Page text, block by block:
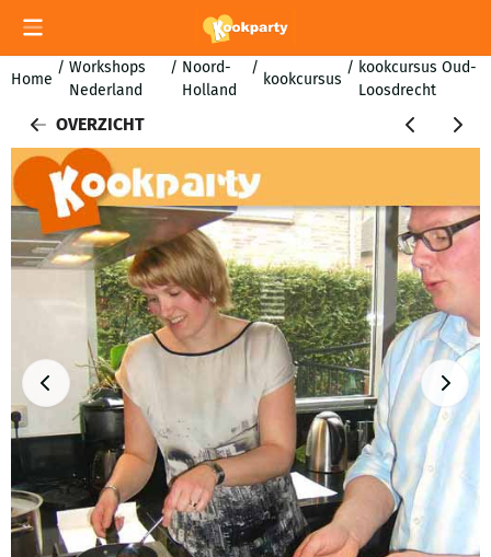
Cookievoorkeuren zijn momenteel gesloten.
Home
/ Workshops
Nederland
/ Noord-
Holland
/
kookcursus
/ kookcursus Oud-
Loosdrecht
OVERZICHT